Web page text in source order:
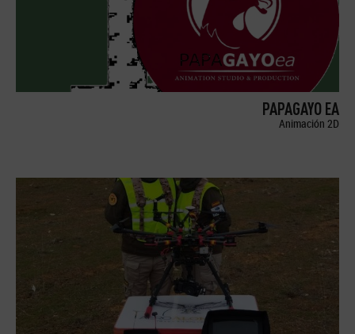
PAPAGAYO EA
Animación 2D